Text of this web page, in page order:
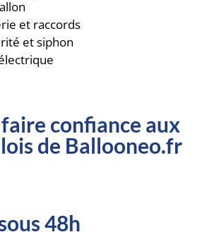
et raccords
et siphon
confiance aux
de Ballooneo.fr
48h